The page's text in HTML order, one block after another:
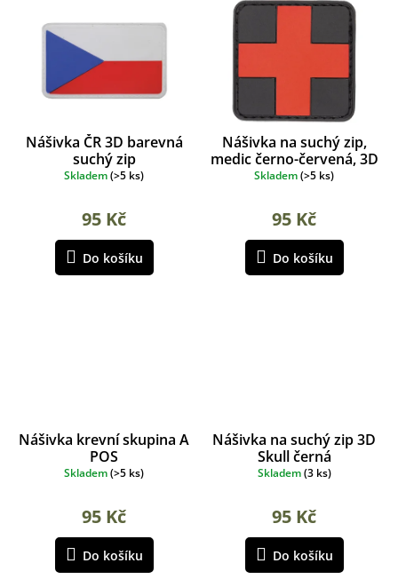
Nášivka ČR 3D barevná
suchý zip
Skladem(>5 ks)
95 Kč
Do košíku
Nášivka na suchý zip,
medic černo-červená, 3D
5x5cm
Skladem(>5 ks)
95 Kč
Do košíku
Nášivka krevní skupina A
POS
Skladem(>5 ks)
95 Kč
Do košíku
Nášivka na suchý zip 3D
Skull černá
Skladem(3 ks)
95 Kč
Do košíku